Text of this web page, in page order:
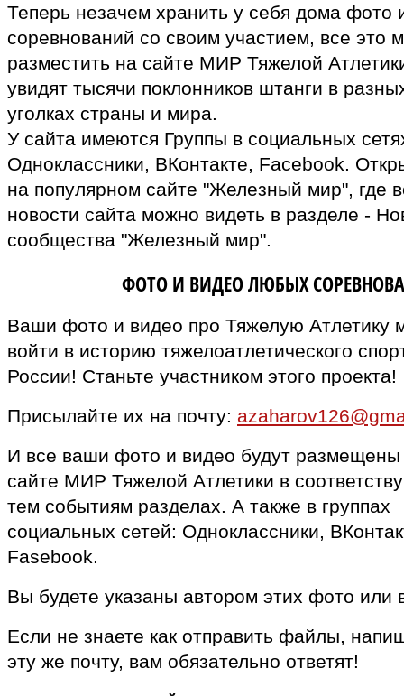
Теперь незачем хранить у себя дома фото
соревнований со своим участием, все это
разместить на сайте МИР Тяжелой
увидят тысячи поклонников штанги в
уголках страны и мира.
У сайта имеются Группы в социальных
Одноклассники, ВКонтакте, Facebook.
на популярном сайте "Железный мир", где
новости сайта можно видеть в разделе -
сообщества "Железный мир".
ФОТО И ВИДЕО ЛЮБЫХ
Ваши фото и видео про Тяжелую Атлетику
войти в историю тяжелоатлетического
России! Станьте участником этого проекта!
Присылайте их на почту:
И все ваши фото и видео будут размещены
сайте МИР Тяжелой Атлетики в
тем событиям разделах. А также в группах
социальных сетей: Одноклассники,
Fasebook.
Вы будете указаны автором этих фото или
Если не знаете как отправить файлы,
эту же почту, вам обязательно ответят!